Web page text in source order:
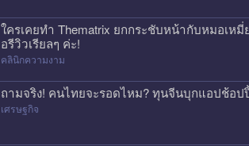
ใครเคยทำ Thematrix ยกกระชับหน้ากับหมอเ
อรีวิวเรียลๆ ค่ะ!
คลินิกความงาม
ถามจริง! คนไทยจะรอดไหม? ทุนจีนบุกแอปช้อ
เศรษฐกิจ